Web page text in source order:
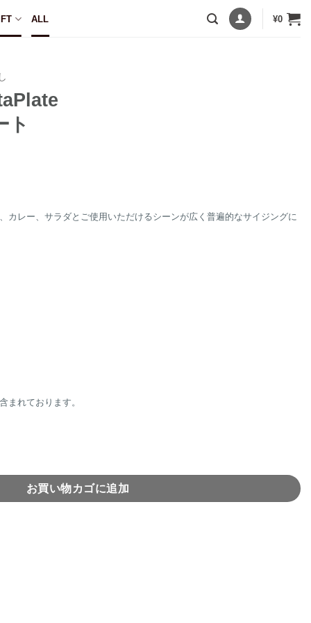
ALL ¥0
ト
カレー、サラダとご使用いただけるシーンが広く普遍的なサイジングに
まれております。
レート(Green×Pink)個
お買い物カゴに追加